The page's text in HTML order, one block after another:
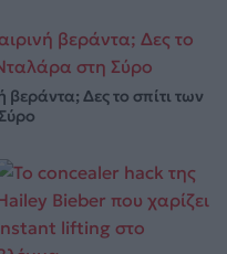
βεράντα; Δες το σπίτι των